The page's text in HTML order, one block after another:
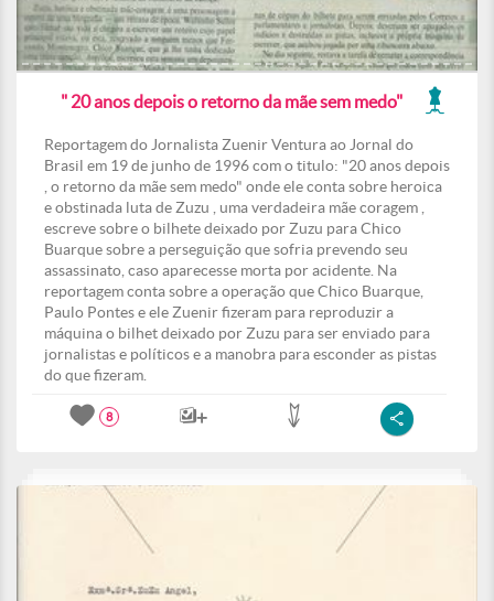
" 20 anos depois o retorno da mãe sem medo"
Reportagem do Jornalista Zuenir Ventura ao Jornal do
Brasil em 19 de junho de 1996 com o titulo: "20 anos depois
, o retorno da mãe sem medo" onde ele conta sobre heroica
e obstinada luta de Zuzu , uma verdadeira mãe coragem ,
escreve sobre o bilhete deixado por Zuzu para Chico
Buarque sobre a perseguição que sofria prevendo seu
assassinato, caso aparecesse morta por acidente. Na
reportagem conta sobre a operação que Chico Buarque,
Paulo Pontes e ele Zuenir fizeram para reproduzir a
máquina o bilhet deixado por Zuzu para ser enviado para
jornalistas e políticos e a manobra para esconder as pistas
do que fizeram.
8